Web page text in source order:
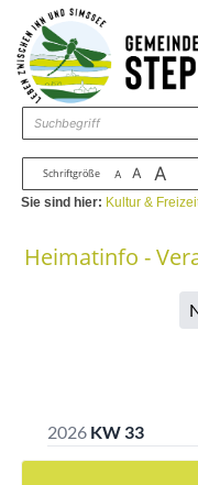
Zum Inhalt ,zur Navigation
Schriftgröße A A A
Sie sind hier: Kultur &
Heimatinfo -